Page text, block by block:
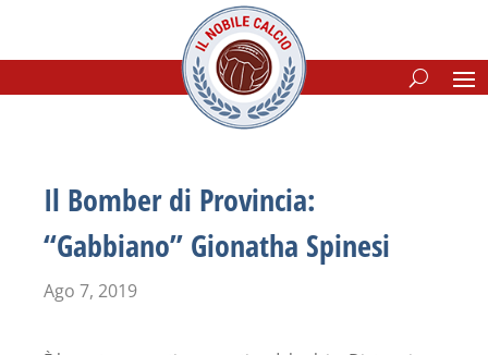
Il Bomber di Provincia:
“Gabbiano” Gionatha Spinesi
Ago 7, 2019